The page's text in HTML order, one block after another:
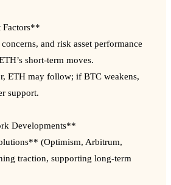
and risk asset performance
short-term moves.
ETH may follow; if BTC weakens,
support.
Developments**
(Optimism, Arbitrum,
traction, supporting long-term